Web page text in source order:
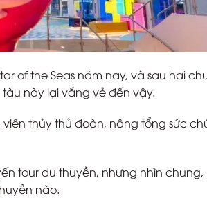
of the Seas năm nay, và sau hai
này lại vắng vẻ đến vậy.
viên thủy thủ đoàn, nâng tổng sức
tour du thuyền, nhưng nhìn chung,
nào.